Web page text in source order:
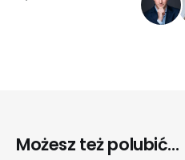
Możesz też polubić...